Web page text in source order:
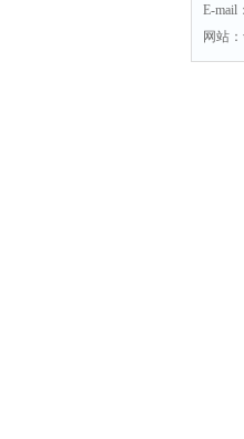
E-mail
网站